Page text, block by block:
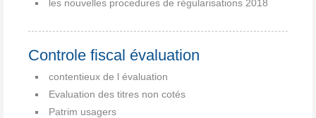
les nouvelles procedures de régularisations 2018
Controle fiscal évaluation
contentieux de l évaluation
Evaluation des titres non cotés
Patrim usagers